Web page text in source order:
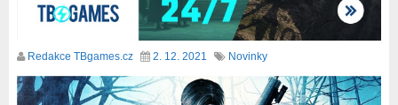
Redakce TBgames.cz 2. 12. 2021 Novinky